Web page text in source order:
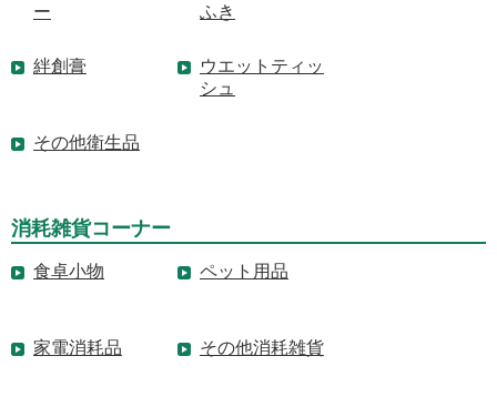
ー
ふき
絆創膏
ウエットティッ
シュ
その他衛生品
消耗雑貨コーナー
食卓小物 ペット用品
家電消耗品 その他消耗雑貨